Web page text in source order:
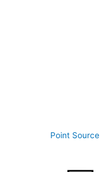
רמקולי Point Source